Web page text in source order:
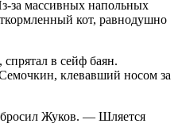
за массивных напольных
кот, равнодушно
в сейф баян.
клевавший носом за
Жуков. — Шляется